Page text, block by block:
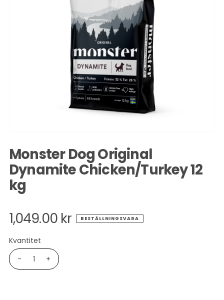
Monster Dog Original
Dynamite Chicken/Turkey 12
kg
1,049.00 kr BESTÄLLNINGSVARA
Kvantitet
-
+